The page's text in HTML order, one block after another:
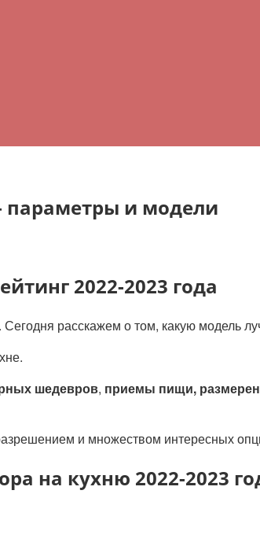
параметры и модели
2022-2023 года
расскажем о том, какую модель
шедевров, приемы пищи,
и множеством интересных
на кухню 2022-2023